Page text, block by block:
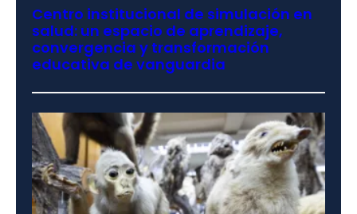
Centro institucional de simulación en
salud: un espacio de aprendizaje,
convergencia y transformación
educativa de vanguardia